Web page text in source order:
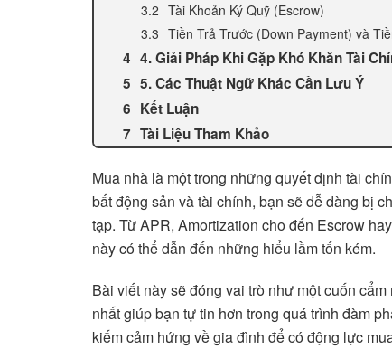
Tài Khoản Ký Quỹ (Escrow)
Tiền Trả Trước (Down Payment) và
4. Giải Pháp Khi Gặp Khó Khăn Tài
5. Các Thuật Ngữ Khác Cần Lưu Ý
Kết Luận
Tài Liệu Tham Khảo
Mua nhà là một trong những quyết định tài
bất động sản và tài chính, bạn sẽ dễ dàng bị
tạp. Từ APR, Amortization cho đến Escrow
này có thể dẫn đến những hiểu lầm tốn kém.
Bài viết này sẽ đóng vai trò như một cuốn
nhất giúp bạn tự tin hơn trong quá trình đàm
kiếm cảm hứng về gia đình để có động lực